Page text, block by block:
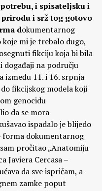
i spisateljsku i
i srž tog gotovo
dokumentarnog
koje mi je trebalo dugo,
fikciju koja bi bila
na području
između 11. i 16. srpnja
fikcijskog modela koji
genocidu
da se mora
ispadalo je blijedo
dokumentarnog
pročitao „Anatomiju
Javiera Cercasa –
da sve ispričam, a
zamke poput